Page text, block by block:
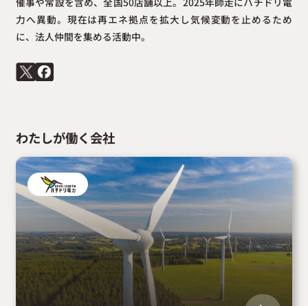
力へ異動。現在は再エネ拠点を拡大し気候変動を止めるため
に、法人仲間を集める活動中。
わたしが働く会社